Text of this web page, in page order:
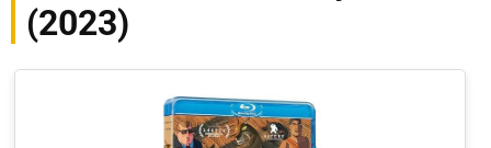
(2023)